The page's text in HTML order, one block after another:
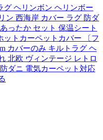
グ ヘリンボン ヘリンボー
ン 西海岸 カバー ラグ 防ダ
ったか セット 保温シート
トカーペットカバー 〔フ
カバーのみ キルトラグ ヘ
北欧 ヴィンテージ レトロ
ダニ 電気カーペット対応